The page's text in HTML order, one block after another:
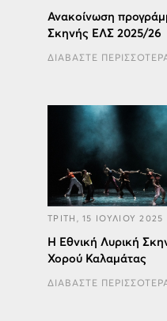
Ανακοίνωση
Σκηνής ΕΛΣ​ 2025/26
ΔΙΑΒΑΣΤΕ
ΤΡΙΤΗ, 15 ΙΟΥΛΙΟΥ 2025
H Εθνική Λυρική
Χορού Καλαμάτας
ΔΙΑΒΑΣΤΕ